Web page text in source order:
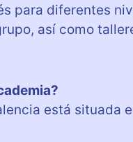
para diferentes
así como
está situada